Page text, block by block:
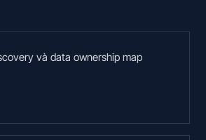
và data ownership map